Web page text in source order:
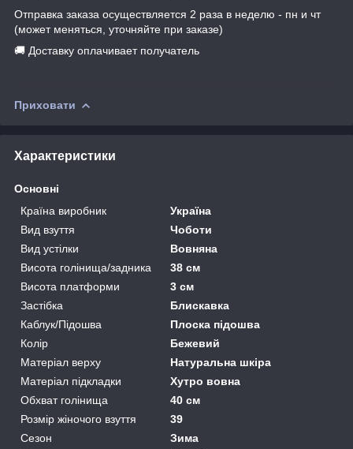
Отправка заказа осуществляется 2 раза в неделю - пн и чт
(может меняться, уточняйте при заказе)
🚚 Доставку оплачивает получатель
Приховати
Характеристики
Основні
Країна виробник
Україна
Вид взуття
Чоботи
Вид устілки
Вовняна
Висота голінища/задника
38 см
Висота платформи
3 см
Застібка
Блискавка
Каблук/Підошва
Плоска підошва
Колір
Бежевий
Матеріал верху
Натуральна шкіра
Матеріал підкладки
Хутро вовна
Обхват голінища
40 см
Розмір жіночого взуття
39
Сезон
Зима